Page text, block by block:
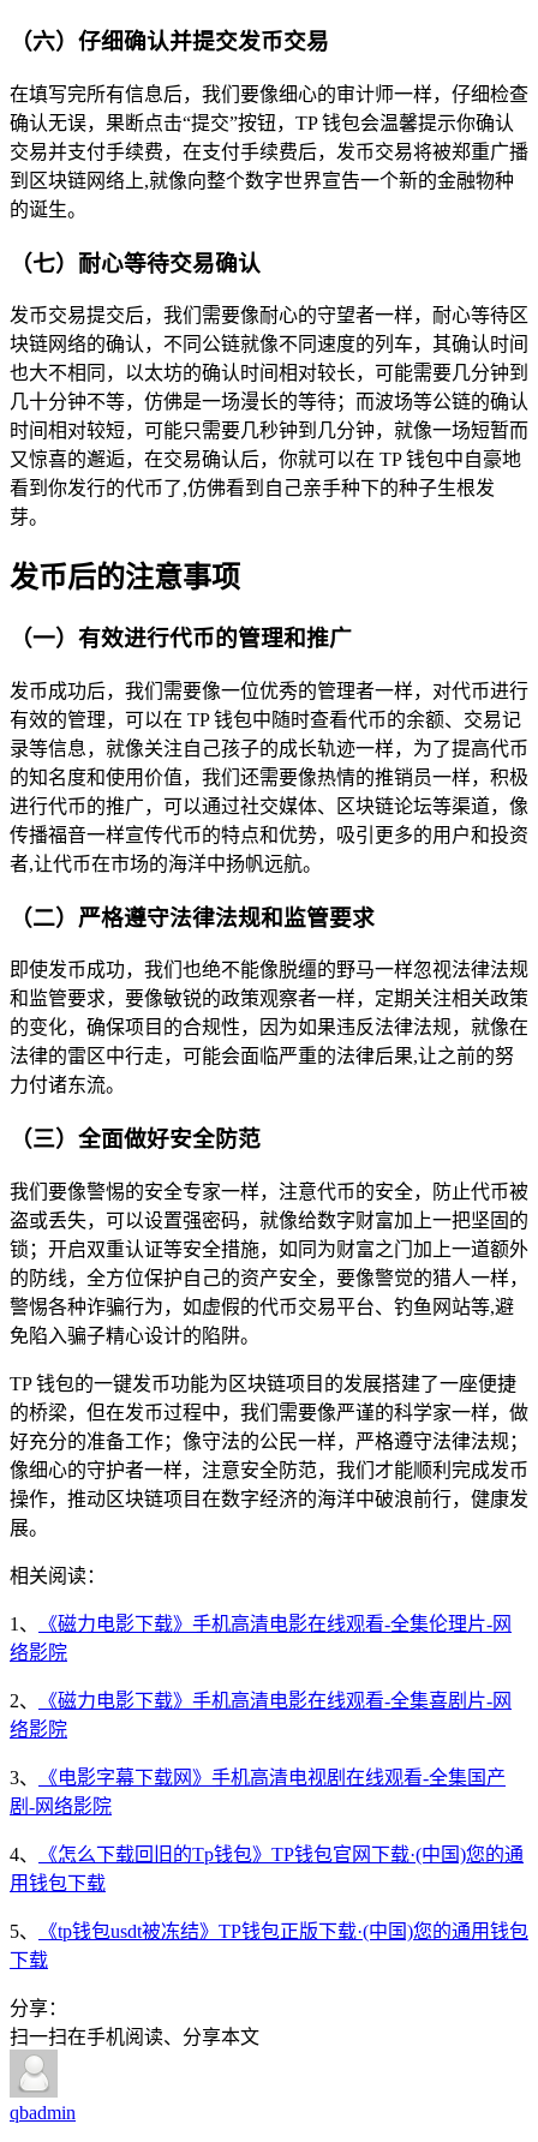
（六）仔细确认并提交发币交易
在填写完所有信息后，我们要像细心的审计师一样，仔细检查
确认无误，果断点击“提交”按钮，TP 钱包会温馨提示你确认
交易并支付手续费，在支付手续费后，发币交易将被郑重广播
到区块链网络上,就像向整个数字世界宣告一个新的金融物种
的诞生。
（七）耐心等待交易确认
发币交易提交后，我们需要像耐心的守望者一样，耐心等待区
块链网络的确认，不同公链就像不同速度的列车，其确认时间
也大不相同，以太坊的确认时间相对较长，可能需要几分钟到
几十分钟不等，仿佛是一场漫长的等待；而波场等公链的确认
时间相对较短，可能只需要几秒钟到几分钟，就像一场短暂而
又惊喜的邂逅，在交易确认后，你就可以在 TP 钱包中自豪地
看到你发行的代币了,仿佛看到自己亲手种下的种子生根发
芽。
发币后的注意事项
（一）有效进行代币的管理和推广
发币成功后，我们需要像一位优秀的管理者一样，对代币进行
有效的管理，可以在 TP 钱包中随时查看代币的余额、交易记
录等信息，就像关注自己孩子的成长轨迹一样，为了提高代币
的知名度和使用价值，我们还需要像热情的推销员一样，积极
进行代币的推广，可以通过社交媒体、区块链论坛等渠道，像
传播福音一样宣传代币的特点和优势，吸引更多的用户和投资
者,让代币在市场的海洋中扬帆远航。
（二）严格遵守法律法规和监管要求
即使发币成功，我们也绝不能像脱缰的野马一样忽视法律法规
和监管要求，要像敏锐的政策观察者一样，定期关注相关政策
的变化，确保项目的合规性，因为如果违反法律法规，就像在
法律的雷区中行走，可能会面临严重的法律后果,让之前的努
力付诸东流。
（三）全面做好安全防范
我们要像警惕的安全专家一样，注意代币的安全，防止代币被
盗或丢失，可以设置强密码，就像给数字财富加上一把坚固的
锁；开启双重认证等安全措施，如同为财富之门加上一道额外
的防线，全方位保护自己的资产安全，要像警觉的猎人一样，
警惕各种诈骗行为，如虚假的代币交易平台、钓鱼网站等,避
免陷入骗子精心设计的陷阱。
TP 钱包的一键发币功能为区块链项目的发展搭建了一座便捷
的桥梁，但在发币过程中，我们需要像严谨的科学家一样，做
好充分的准备工作；像守法的公民一样，严格遵守法律法规；
像细心的守护者一样，注意安全防范，我们才能顺利完成发币
操作，推动区块链项目在数字经济的海洋中破浪前行，健康发
展。
相关阅读：
1、
《磁力电影下载》手机高清电影在线观看-全集伦理片-网
络影院
2、
《磁力电影下载》手机高清电影在线观看-全集喜剧片-网
络影院
3、
《电影字幕下载网》手机高清电视剧在线观看-全集国产
剧-网络影院
4、
《怎么下载回旧的Tp钱包》TP钱包官网下载·(中国)您的通
用钱包下载
5、
《tp钱包usdt被冻结》TP钱包正版下载·(中国)您的通用钱包
下载
分享：
扫一扫在手机阅读、分享本文
qbadmin